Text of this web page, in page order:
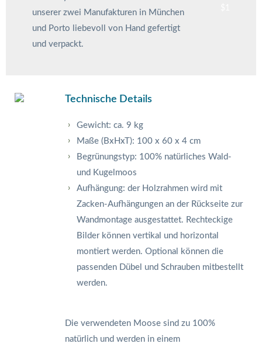
unserer zwei Manufakturen in München
und Porto liebevoll von Hand gefertigt
und verpackt.
Technische Details
Gewicht: ca. 9 kg
Maße (BxHxT): 100 x 60 x 4 cm
Begrünungstyp: 100% natürliches Wald-
und Kugelmoos
Aufhängung: der Holzrahmen wird mit
Zacken-Aufhängungen an der Rückseite zur
Wandmontage ausgestattet. Rechteckige
Bilder können vertikal und horizontal
montiert werden. Optional können die
passenden Dübel und Schrauben mitbestellt
werden.
Die verwendeten Moose sind zu 100%
natürlich und werden in einem